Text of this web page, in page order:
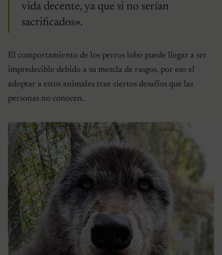
vida decente, ya que si no serían
sacrificados».
El comportamiento de los perros lobo puede llegar a ser
impredecible debido a su mezcla de rasgos, por eso el
adoptar a estos animales trae ciertos desafíos que las
personas no conocen.